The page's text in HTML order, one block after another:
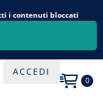
i contenuti bloccati
0
ACCEDI